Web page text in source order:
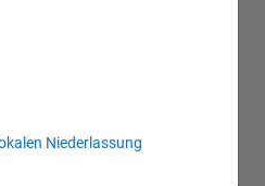
Niederlassung